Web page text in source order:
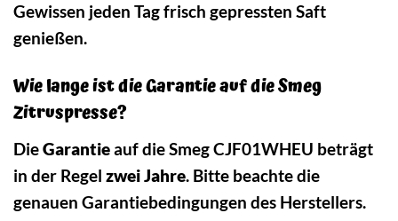
Gewissen jeden Tag frisch gepressten Saft
genießen.
Wie lange ist die Garantie auf die Smeg
Zitruspresse?
DieGarantieauf die Smeg CJF01WHEU beträgt
in der Regel zwei Jahre. Bitte beachte die
genauen Garantiebedingungen des Herstellers.